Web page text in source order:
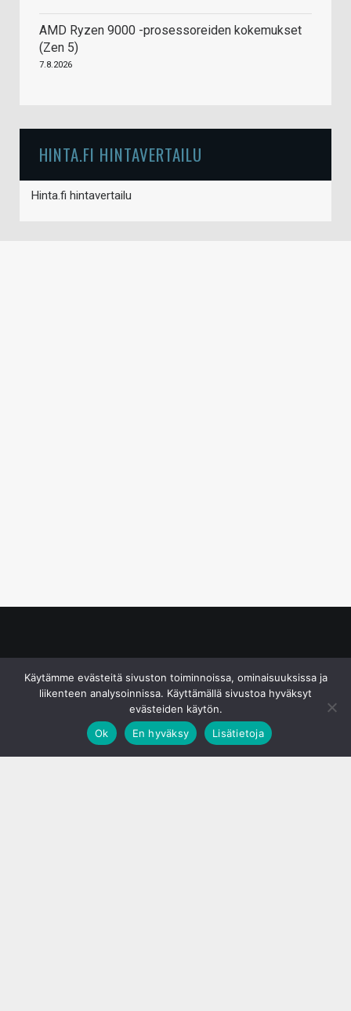
AMD Ryzen 9000 -prosessoreiden kokemukset
(Zen 5)
7.8.2026
HINTA.FI HINTAVERTAILU
Hinta.fi hintavertailu
Käytämme evästeitä sivuston toiminnoissa, ominaisuuksissa ja
liikenteen analysoinnissa. Käyttämällä sivustoa hyväksyt
evästeiden käytön.
Ok
En hyväksy Lisätietoja